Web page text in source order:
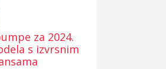
za 2024.
s izvrsnim